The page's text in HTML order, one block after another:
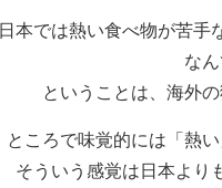
日本では熱い食べ物が苦手
な
ということは、海外
ところで味覚的には「熱
そういう感覚は日本より